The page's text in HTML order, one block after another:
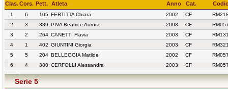
Clas.Cors. Pett. Atleta Anno Cat.
1 6 105 FERTITTA Chiara 2002 CF
2
3 389 PIVA Beatrice Aurora 2003 CF
3
2 264 CANETTI Flavia 2003 CF
4
1 402 GIUNTINI Giorgia 2003 CF
5
5 204 BELLEGGIA Matilde 2002 CF
6
4 380 CERFOLLI Alessandra 2003 CF
Serie 5